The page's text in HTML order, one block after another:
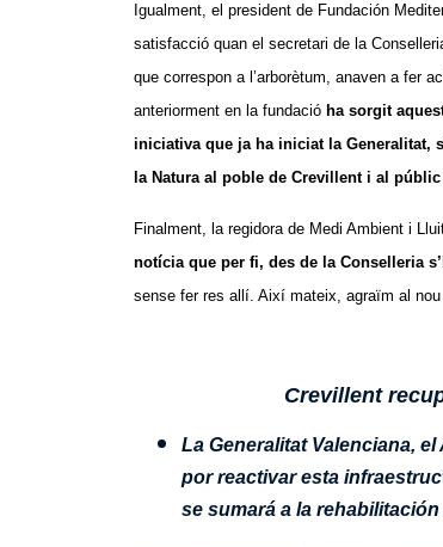
Igualment, el president de Fundación
satisfacció quan el secretari de la
que correspon a l’arborètum, anaven a fer
anteriorment en la fundació ha sorgit
iniciativa que ja ha iniciat la Generalitat,
la Natura al poble de Crevillent i al públic
Finalment, la regidora de Medi Ambient i
notícia que per fi, des de la Conselleria
sense fer res allí. Així mateix, agraïm al
Crevillent
La Generalitat Valenciana,
por reactivar esta
se sumará a la